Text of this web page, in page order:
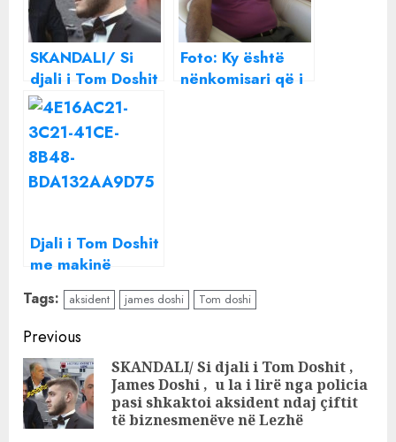
SKANDALI/ Si
djali i Tom Doshit
, James Doshi , u
la i lirë nga
policia pasi
shkaktoi aksident
ndaj çiftit të
Foto: Ky është
nënkomisari që i
Djali i Tom Doshit
me makinë
luksoze si të CR7,
çmimi
marramendës i
makinës
Tags: aksident james doshi Tom doshi
Continue
Reading
Previous
SKANDALI/ Si djali i Tom Doshit ,
James Doshi , u la i lirë nga policia
pasi shkaktoi aksident ndaj çiftit
të biznesmenëve në Lezhë